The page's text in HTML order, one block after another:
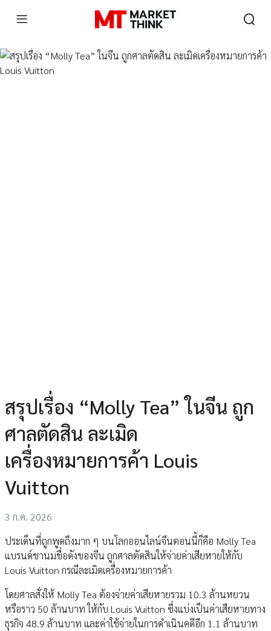
สรุปเรื่อง “Molly Tea” ในจีน ถูก
ศาลตัดสิน ละเมิด
เครื่องหมายการค้า Louis
Vuitton
3 ก.ค. 2026
ประเด็นที่ถูกพูดถึงมาก ๆ บนโลกออนไลน์จีนตอนนี้ก็คือ Molly Tea
แบรนด์ชานมชื่อดังของจีน ถูกศาลตัดสินให้จ่ายค่าเสียหายให้กับ
Louis Vuitton กรณีละเมิดเครื่องหมายการค้า
โดยศาลสั่งให้ Molly Tea ต้องจ่ายค่าเสียหายรวม 10.3 ล้านหยวน
หรือราว 50 ล้านบาท ให้กับ Louis Vuitton ซึ่งแบ่งเป็นค่าเสียหายทาง
ธุรกิจ 48.9 ล้านบาท และค่าใช้จ่ายในการดำเนินคดีอีก 1.1 ล้านบาท